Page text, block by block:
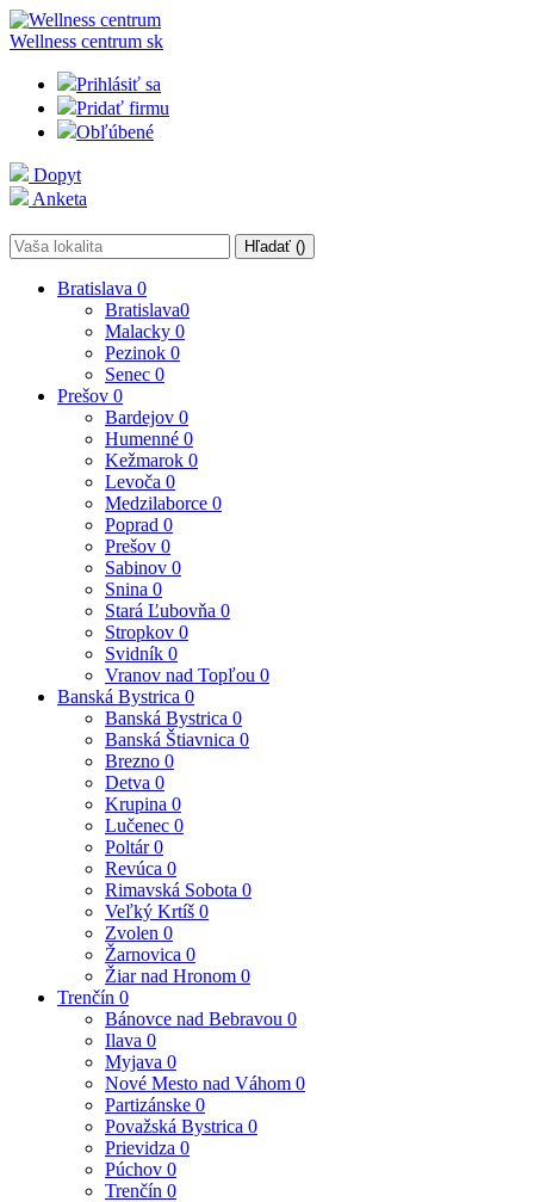
Wellness centrum sk
Prihlásiť sa
Pridať firmu
Obľúbené
Dopyt
Anketa
Hľadať ()
Bratislava 0
Bratislava0
Malacky 0
Pezinok 0
Senec 0
Prešov 0
Bardejov 0
Humenné 0
Kežmarok 0
Levoča 0
Medzilaborce 0
Poprad 0
Prešov 0
Sabinov 0
Snina 0
Stará Ľubovňa 0
Stropkov 0
Svidník 0
Vranov nad Topľou 0
Banská Bystrica 0
Banská Bystrica 0
Banská Štiavnica 0
Brezno 0
Detva 0
Krupina 0
Lučenec 0
Poltár0
Revúca 0
Rimavská Sobota 0
Veľký Krtíš 0
Zvolen 0
Žarnovica 0
Žiar nad Hronom 0
Trenčín 0
Bánovce nad Bebravou 0
Ilava 0
Myjava 0
Nové Mesto nad Váhom 0
Partizánske 0
Považská Bystrica 0
Prievidza 0
Púchov 0
Trenčín 0